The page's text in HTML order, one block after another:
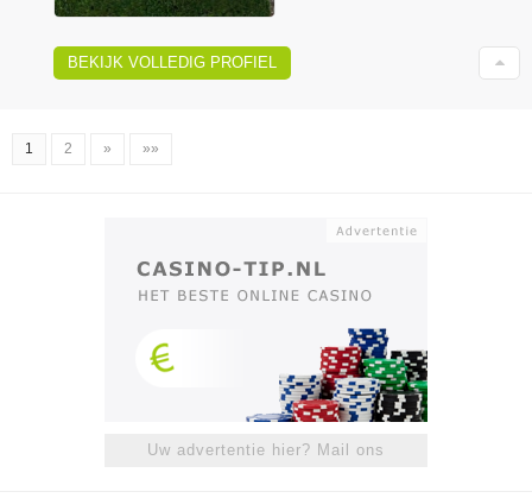
BEKIJK VOLLEDIG PROFIEL
1 2 » »»
Uw advertentie hier? Mail ons